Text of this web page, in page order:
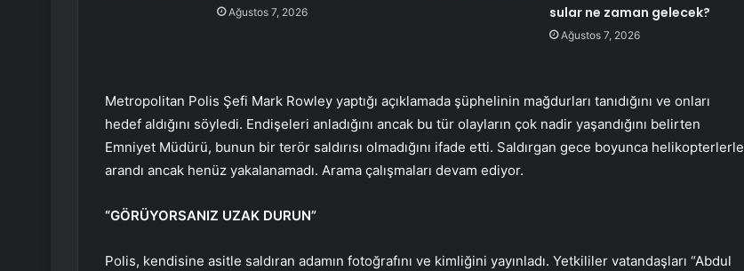
Ağustos 7, 2026
sular ne zaman gelecek?
Ağustos 7, 2026
Metropolitan Polis Şefi Mark Rowley yaptığı açıklamada şüphelinin mağdurları tanıdığını ve onları
hedef aldığını söyledi. Endişeleri anladığını ancak bu tür olayların çok nadir yaşandığını belirten
Emniyet Müdürü, bunun bir terör saldırısı olmadığını ifade etti. Saldırgan gece boyunca helikopterlerle
arandı ancak henüz yakalanamadı. Arama çalışmaları devam ediyor.
“GÖRÜYORSANIZ UZAK DURUN”
Polis, kendisine asitle saldıran adamın fotoğrafını ve kimliğini yayınladı. Yetkililer vatandaşları “Abdul